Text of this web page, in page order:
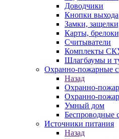
Доводчики
Кнопки выхода
Замки,
Карты,
Считыватели
Комплекты
Шлагбаумы и
Охранно-пожарные
Назад
Охранно-
Охранно-
Умный дом
Беспроводные
Источники питания
Назад